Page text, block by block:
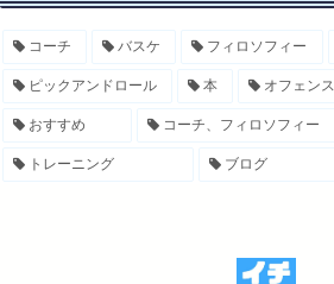
コーチ バスケ フィロソフィー
ピックアンドロール 本 オフェンス
おすすめ コーチ、フィロソフィー
トレーニング ブログ